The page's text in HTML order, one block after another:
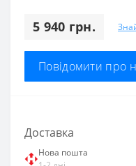
5 940 грн.
Повідомити про
Доставка
Нова пошта